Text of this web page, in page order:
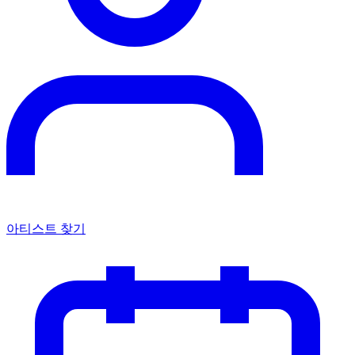
아티스트 찾기